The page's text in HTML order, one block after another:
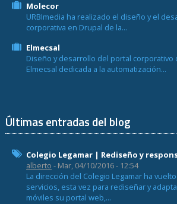
Molecor
URBImedia ha realizado el diseño y el
corporativa en Drupal de la...
Elmecsal
Diseño y desarrollo del portal corporativo
Elmecsal dedicada a la automatización...
Últimas entradas del blog
Colegio Legamar | Rediseño y
alberto - Mar, 04/10/2016 - 12:54
La dirección del Colegio Legamar ha
servicios, esta vez para rediseñar y
móviles su portal web,...